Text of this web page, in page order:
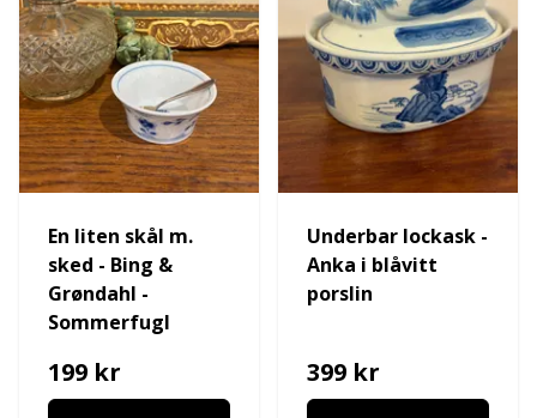
En liten skål m.
sked - Bing &
Grøndahl -
Sommerfugl
199 kr
Underbar lockask -
Anka i blåvitt
porslin
399 kr